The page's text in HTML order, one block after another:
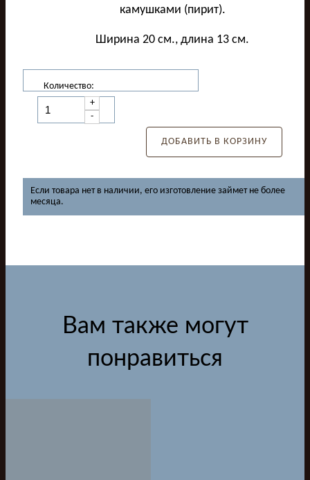
камушками (пирит).
Ширина 20 см., длина 13 см.
Количество:
+
-
ДОБАВИТЬ В КОРЗИНУ
Если товара нет в наличии, его изготовление займет не более
месяца.
Вам также могут
понравиться